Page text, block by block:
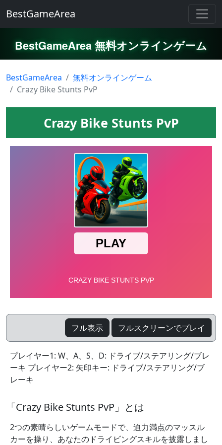
BestGameArea
BestGameArea 無料オンラインゲーム
BestGameArea
無料オンラインゲーム
Crazy Bike Stunts PvP
Crazy Bike Stunts PvP
フル表示 フルスクリーンでプレイ
プレイヤー1: W、A、S、D: ドライブ/ステアリング/ブレ
ーキ プレイヤー2: 矢印キー: ドライブ/ステアリング/ブ
レーキ
「Crazy Bike Stunts PvP」とは
2つの素晴らしいゲームモードで、迫力満点のマッスル
カーを操り、あなたのドライビングスキルを披露しまし